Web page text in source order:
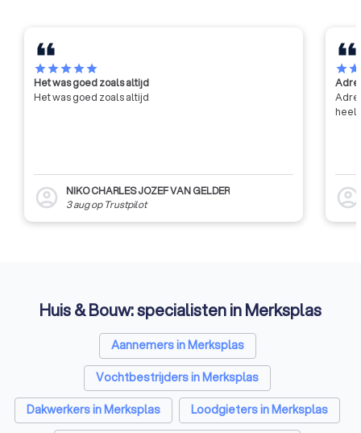
starstarstarstarstar
Het was goed zoals altijd
Het was goed zoals altijd
account_circle
NIKO CHARLES JOZEF VAN GELDER
3 augop Trustpilot
starstar
heel
account_circle
Huis & Bouw: specialisten in Merksplas
Aannemers in Merksplas
Vochtbestrijders in Merksplas
Dakwerkers in Merksplas
Loodgieters in Merksplas